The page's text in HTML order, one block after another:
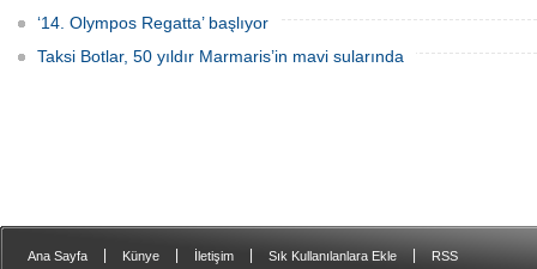
‘14. Olympos Regatta’ başlıyor
Taksi Botlar, 50 yıldır Marmaris’in mavi sularında
Ana Sayfa Künye İletişim Sık Kullanılanlara Ekle RSS